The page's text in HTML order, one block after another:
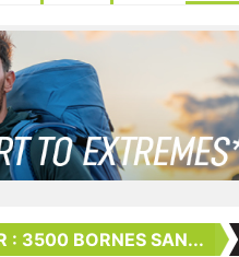
: 3500 BORNES SAN...